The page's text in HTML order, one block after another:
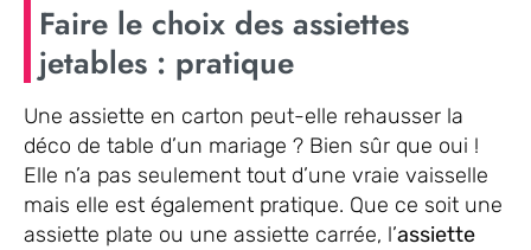
Faire le choix des assiettes
jetables : pratique
Une assiette en carton peut-elle rehausser la
déco de table d’un mariage ? Bien sûr que oui !
Elle n’a pas seulement tout d’une vraie vaisselle
mais elle est également pratique. Que ce soit une
assiette plate ou une assiette carrée, l’assiette